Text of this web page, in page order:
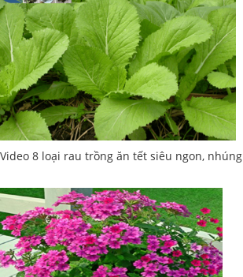
Video 8 loại rau trồng ăn tết siêu ngon,